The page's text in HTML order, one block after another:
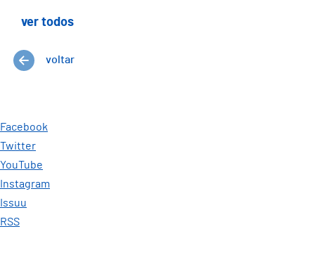
ver todos
voltar
Facebook
Twitter
YouTube
Instagram
Issuu
RSS